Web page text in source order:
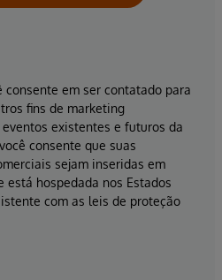
em ser contatado para
fins de marketing
existentes e futuros da
consente que suas
sejam inseridas em
está hospedada nos Estados
com as leis de proteção